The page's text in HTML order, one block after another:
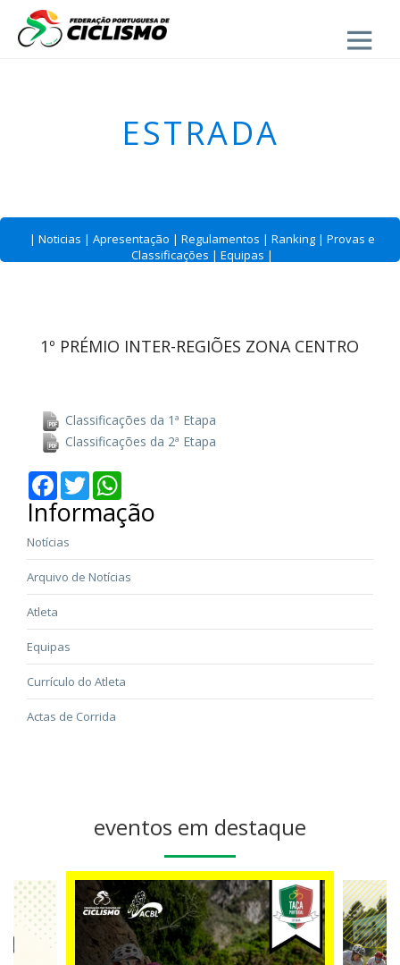
Close
ESTRADA
| Noticias | Apresentação | Regulamentos | Ranking | Provas e
Classificações | Equipas |
1º PRÉMIO INTER-REGIÕES ZONA CENTRO
Classificações da 1ª Etapa
Classificações da 2ª Etapa
Facebook
Twitter
Informação
Notícias
Arquivo de Notícias
Atleta
Equipas
Currículo do Atleta
Actas de Corrida
eventos em destaque